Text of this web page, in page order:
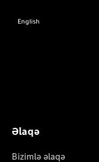
English
Əlaqə
Bizimlə əlaqə